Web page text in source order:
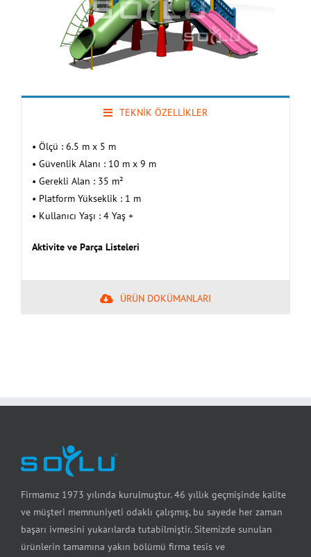
TEKNİK ÖZELLİKLER
• Ölçü : 6.5 m x 5 m
• Güvenlik Alanı : 10 m x 9 m
• Gerekli Alan : 35 m²
• Platform Yükseklik : 1 m
• Kullanıcı Yaşı : 4 Yaş +
Aktivite ve Parça Listeleri
ÜRÜN DOKÜMANLARI
Firmamız 1973 yılında kurulmuştur. 46 yıllık geçmişinde kalite
ve müşteri memnuniyeti odaklı çalışmış, bu sayede her zaman
başarı ivmesini yukarılarda tutabilmiştir. Sitemizde sunulan
ürünlerin tamamına yakın bölümü firma tesis ve